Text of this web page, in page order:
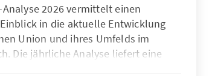
Analyse 2026 vermittelt einen
in die aktuelle Entwicklung
Union und ihres Umfelds im
Die jährliche Analyse liefert eine